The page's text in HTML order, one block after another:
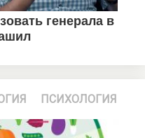
ПСИХОЛОГИЯ